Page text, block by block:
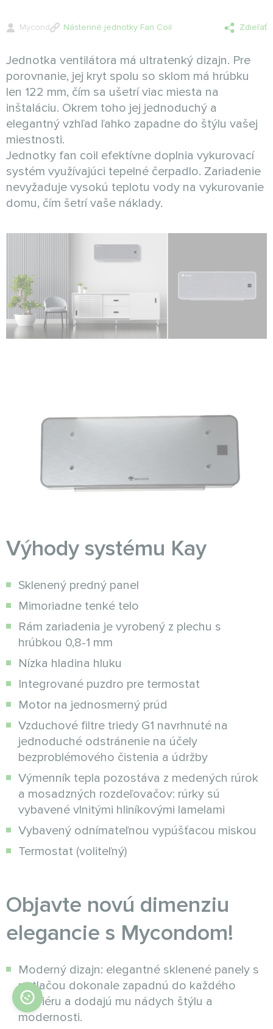
Mycond Nástenné jednotky Fan Coil Zdieľať
Jednotka ventilátora má ultratenký dizajn. Pre
porovnanie, jej kryt spolu so sklom má hrúbku
len 122 mm, čím sa ušetrí viac miesta na
inštaláciu. Okrem toho jej jednoduchý a
elegantný vzhľad ľahko zapadne do štýlu vašej
miestnosti.
Jednotky fan coil efektívne doplnia vykurovací
systém využívajúci tepelné čerpadlo. Zariadenie
nevyžaduje vysokú teplotu vody na vykurovanie
domu, čím šetrí vaše náklady.
Výhody systému Kay
Sklenený predný panel
Mimoriadne tenké telo
Rám zariadenia je vyrobený z plechu s
hrúbkou 0,8-1 mm
Nízka hladina hluku
Integrované puzdro pre termostat
Motor na jednosmerný prúd
Vzduchové filtre triedy G1 navrhnuté na
jednoduché odstránenie na účely
bezproblémového čistenia a údržby
Výmenník tepla pozostáva z medených rúrok
a mosadzných rozdeľovačov: rúrky sú
vybavené vlnitými hliníkovými lamelami
Vybavený odnímateľnou vypúšťacou miskou
Termostat (voliteľný)
Objavte novú dimenziu
elegancie s Mycondom!
Moderný dizajn: elegantné sklenené panely s
potlačou dokonale zapadnú do každého
interiéru a dodajú mu nádych štýlu a
modernosti.